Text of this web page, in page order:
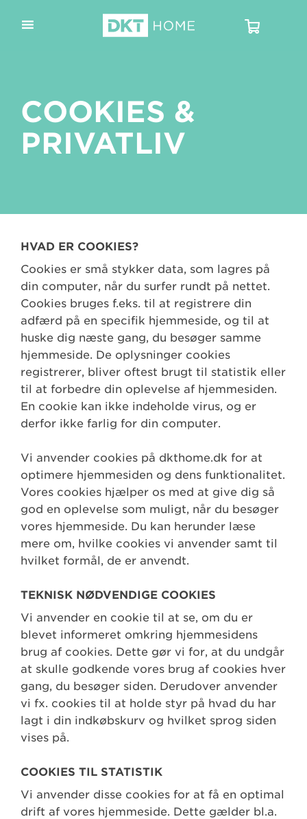
COOKIES &
PRIVATLIV
HVAD ER COOKIES?
Cookies er små stykker data, som lagres på
din computer, når du surfer rundt på nettet.
Cookies bruges f.eks. til at registrere din
adfærd på en specifik hjemmeside, og til at
huske dig næste gang, du besøger samme
hjemmeside. De oplysninger cookies
registrerer, bliver oftest brugt til statistik eller
til at forbedre din oplevelse af hjemmesiden.
En cookie kan ikke indeholde virus, og er
derfor ikke farlig for din computer.
Vi anvender cookies på dkthome.dk for at
optimere hjemmesiden og dens funktionalitet.
Vores cookies hjælper os med at give dig så
god en oplevelse som muligt, når du besøger
vores hjemmeside. Du kan herunder læse
mere om, hvilke cookies vi anvender samt til
hvilket formål, de er anvendt.
TEKNISK NØDVENDIGE COOKIES
Vi anvender en cookie til at se, om du er
blevet informeret omkring hjemmesidens
brug af cookies. Dette gør vi for, at du undgår
at skulle godkende vores brug af cookies hver
gang, du besøger siden. Derudover anvender
vi fx. cookies til at holde styr på hvad du har
lagt i din indkøbskurv og hvilket sprog siden
vises på.
COOKIES TIL STATISTIK
Vi anvender disse cookies for at få en optimal
drift af vores hjemmeside. Dette gælder bl.a.